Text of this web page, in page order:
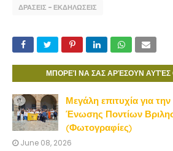
ΔΡΑΣΕΙΣ - ΕΚΔΗΛΩΣΕΙΣ
ΜΠΟΡΕΊ ΝΑ ΣΑΣ ΑΡΈΣΟΥΝ ΑΥΤΈΣ
Μεγάλη επιτυχία για
Ένωσης Ποντίων
(Φωτογραφίες)
June 08, 2026